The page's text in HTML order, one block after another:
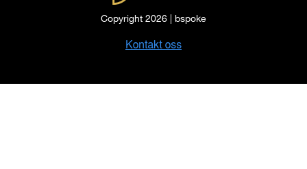
Copyright 2026 | bspoke